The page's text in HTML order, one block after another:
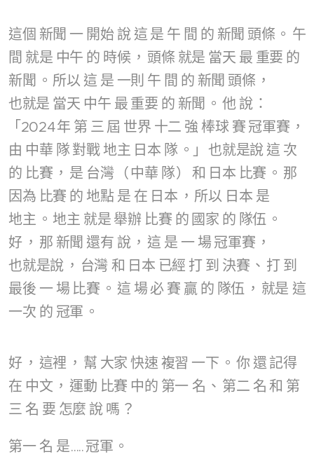
這個 新聞 一 開始 說 這 是 午 間 的 新聞 頭條 。 午
間 就是 中午 的 時候 ， 頭條 就是 當天 最 重要 的
新聞 。 所以 這 是 一則 午 間 的 新聞 頭條 ，
也就是 當天 中午 最 重要 的 新聞 。 他 說 ：
「2024年 第 三 屆 世界 十二 強 棒球 賽 冠軍賽 ，
由 中華 隊 對戰 地主 日本 隊 。」 也就是說 這 次
的 比賽 ， 是 台灣 （ 中華 隊） 和 日本 比賽 。 那
因為 比賽 的 地點 是 在 日本 ， 所以 日本 是
地主 。 地主 就是 舉辦 比賽 的 國家 的 隊伍 。
好 ， 那 新聞 還有 說 ， 這 是 一 場冠軍賽 ，
也就是說 ， 台灣 和 日本 已經 打 到 決賽 、 打 到
最後 一 場 比賽 。 這 場必 賽 贏 的 隊伍 ， 就是 這
一次 的 冠軍 。
好 ， 這裡 ， 幫 大家 快速 複習 一下 。 你 還 記得
在 中文 ， 運動 比賽 中的 第一 名 、 第二 名 和 第
三 名 要 怎麼 說 嗎 ？
第一 名 是.....冠軍 。